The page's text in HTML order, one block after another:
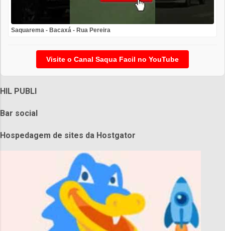
Saquarema - Bacaxá - Rua Pereira
Visite o Canal Saqua Facil no YouTube
HIL PUBLI
Bar social
Hospedagem de sites da Hostgator